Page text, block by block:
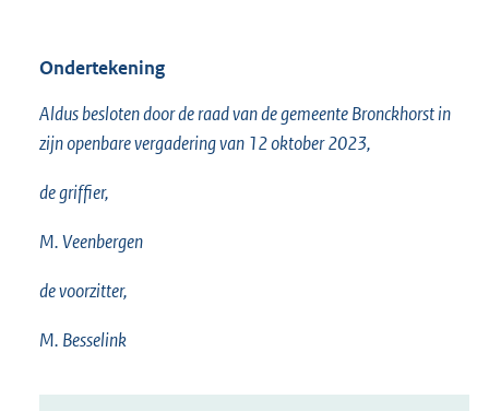
Ondertekening
Aldus besloten door de raad van de gemeente Bronckhorst in
zijn openbare vergadering van 12 oktober 2023,
de griffier,
M. Veenbergen
de voorzitter,
M. Besselink